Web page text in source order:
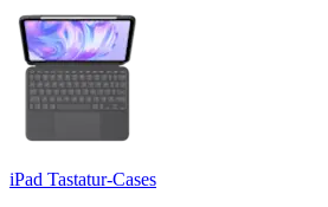
iPad Tastatur-Cases